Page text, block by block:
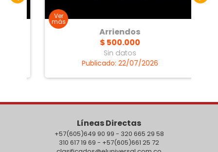
Arriendos
$ 500.000
Sin datos
Publicado: 22/07/2026
Líneas Directas
+57(605)649 90 99 - 320 665 29 58
310 617 19 69 - +57(605)661 25 72